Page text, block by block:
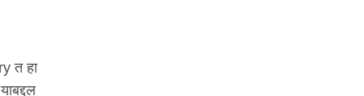
त हा